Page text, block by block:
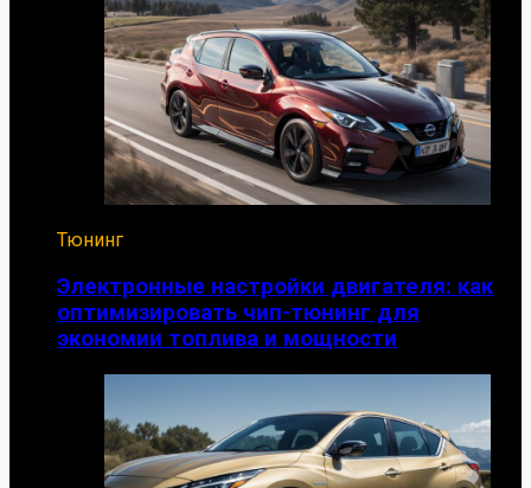
Тюнинг
Электронные настройки двигателя: как
оптимизировать чип-тюнинг для
экономии топлива и мощности